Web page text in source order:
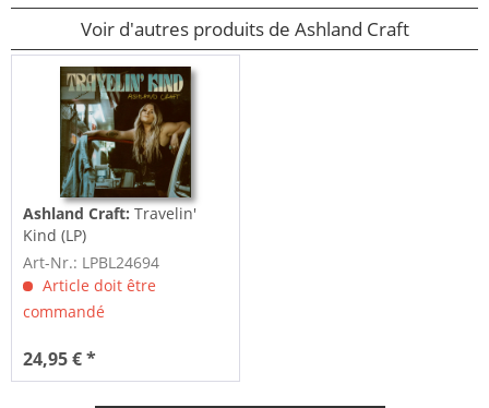
Voir d'autres produits de Ashland Craft
Ashland Craft:Travelin'
Kind (LP)
Art-Nr.: LPBL24694
Article doit être
commandé
24,95 € *